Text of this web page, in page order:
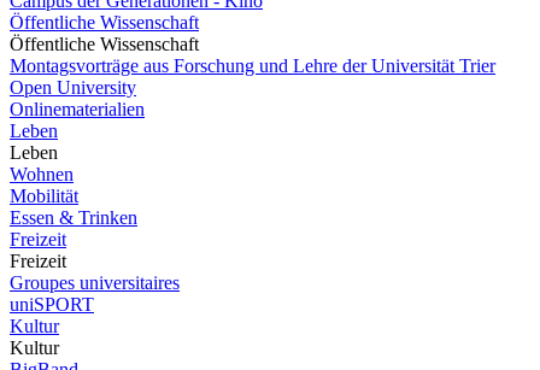
Öffentliche Wissenschaft
Öffentliche Wissenschaft
Montagsvorträge aus Forschung und Lehre der Universität Trier
Open University
Onlinematerialien
Leben
Leben
Wohnen
Mobilität
Essen & Trinken
Freizeit
Freizeit
Groupes universitaires
uniSPORT
Kultur
Kultur